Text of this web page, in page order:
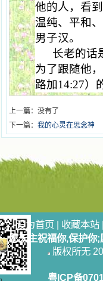
他的人，看
温纯、平和
男子汉。
长老的话
为了跟随他
路加14:27）
上一篇：没有了
下一篇： 我的心灵在思念神
设为首页 | 收藏本站
愿天主祝福你,保护你
版权所无
粤ICP备